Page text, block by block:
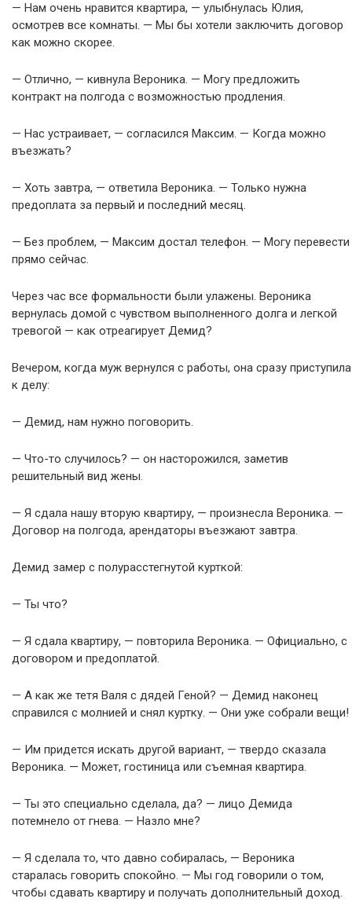
— Нам очень нравится квартира, — улыбнулась Юлия,
осмотрев все комнаты. — Мы бы хотели заключить договор
как можно скорее.
— Отлично, — кивнула Вероника. — Могу предложить
контракт на полгода с возможностью продления.
— Нас устраивает, — согласился Максим. — Когда можно
въезжать?
— Хоть завтра, — ответила Вероника. — Только нужна
предоплата за первый и последний месяц.
— Без проблем, — Максим достал телефон. — Могу перевести
прямо сейчас.
Через час все формальности были улажены. Вероника
вернулась домой с чувством выполненного долга и легкой
тревогой — как отреагирует Демид?
Вечером, когда муж вернулся с работы, она сразу приступила
к делу:
— Демид, нам нужно поговорить.
— Что-то случилось? — он насторожился, заметив
решительный вид жены.
— Я сдала нашу вторую квартиру, — произнесла Вероника. —
Договор на полгода, арендаторы въезжают завтра.
Демид замер с полурасстегнутой курткой:
— Ты что?
— Я сдала квартиру, — повторила Вероника. — Официально, с
договором и предоплатой.
— А как же тетя Валя с дядей Геной? — Демид наконец
справился с молнией и снял куртку. — Они уже собрали вещи!
— Им придется искать другой вариант, — твердо сказала
Вероника. — Может, гостиница или съемная квартира.
— Ты это специально сделала, да? — лицо Демида
потемнело от гнева. — Назло мне?
— Я сделала то, что давно собиралась, — Вероника
старалась говорить спокойно. — Мы год говорили о том,
чтобы сдавать квартиру и получать дополнительный доход.